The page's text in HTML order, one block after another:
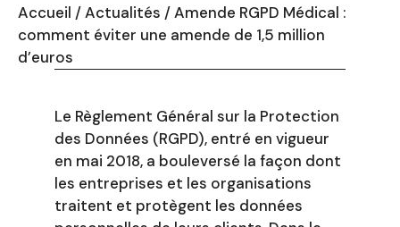
Accueil /Actualités /Amende RGPD Médical :
comment éviter une amende de 1,5 million
d’euros
Le Règlement Général sur la Protection
des Données (RGPD), entré en vigueur
en mai 2018, a bouleversé la façon dont
les entreprises et les organisations
traitent et protègent les données